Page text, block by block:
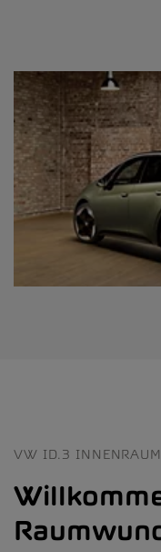
VW ID.3 INNENRAUM